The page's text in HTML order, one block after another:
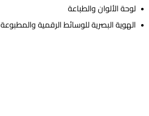
لوحة الألوان والطباعة
الهوية البصرية للوسائط الرقمية والمطبوعة